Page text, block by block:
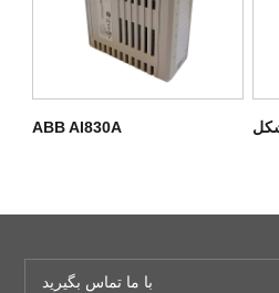
ABB AI830A
با ما تماس بگیرید